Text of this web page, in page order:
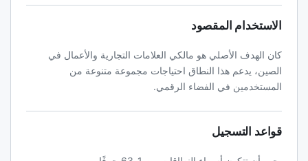
الاستخدام المقصود
كان الهدف الأصلي هو مالكي العلامات التجارية والأعمال في
الصين، يدعم هذا النطاق احتياجات مجموعة متنوعة من
المستخدمين في الفضاء الرقمي.
قواعد التسجيل